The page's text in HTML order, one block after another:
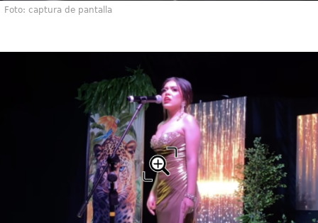
Foto: captura de pantalla